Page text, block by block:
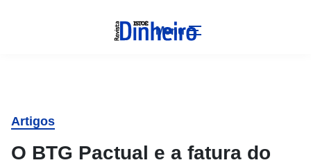
Menu
Artigos
O BTG Pactual e a fatura do